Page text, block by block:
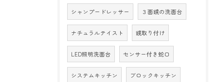
シャンプードレッサー ３面鏡の洗面台
ナチュラルテイスト 鏡取り付け
LED照明洗面台 センサー付き蛇口
システムキッチン ブロックキッチン